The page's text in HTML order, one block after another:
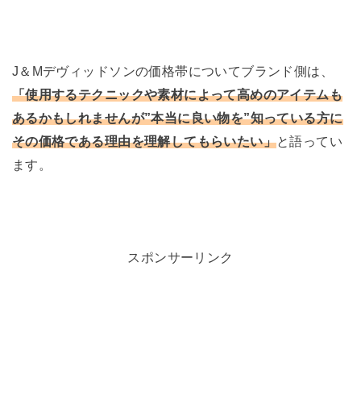
J＆Mデヴィッドソンの価格帯についてブランド側は、
「使用するテクニックや素材によって高めのアイテムも
あるかもしれませんが”本当に良い物を”知っている方に
その価格である理由を理解してもらいたい」と語ってい
ます。
スポンサーリンク